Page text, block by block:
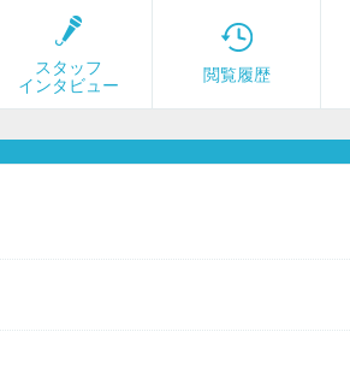
スタッフ
インタビュー
閲覧履歴